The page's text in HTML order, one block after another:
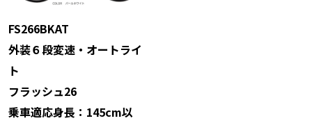
FS266BKAT
外装６段変速・オートライ
ト
フラッシュ26
乗車適応身長：145cm以